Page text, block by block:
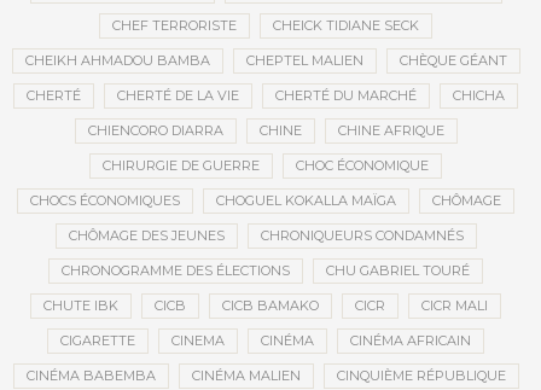
CHEF TERRORISTE CHEICK TIDIANE SECK
CHEIKH AHMADOU BAMBA CHEPTEL MALIEN CHÈQUE GÉANT
CHERTÉ CHERTÉ DE LA VIE CHERTÉ DU MARCHÉ CHICHA
CHIENCORO DIARRA CHINE CHINE AFRIQUE
CHIRURGIE DE GUERRE CHOC ÉCONOMIQUE
CHOCS ÉCONOMIQUES CHOGUEL KOKALLA MAÏGA CHÔMAGE
CHÔMAGE DES JEUNES CHRONIQUEURS CONDAMNÉS
CHRONOGRAMME DES ÉLECTIONS CHU GABRIEL TOURÉ
CHUTE IBK CICB CICB BAMAKO CICR CICR MALI
CIGARETTE CINEMA CINÉMA CINÉMA AFRICAIN
CINÉMA BABEMBA CINÉMA MALIEN CINQUIÈME RÉPUBLIQUE